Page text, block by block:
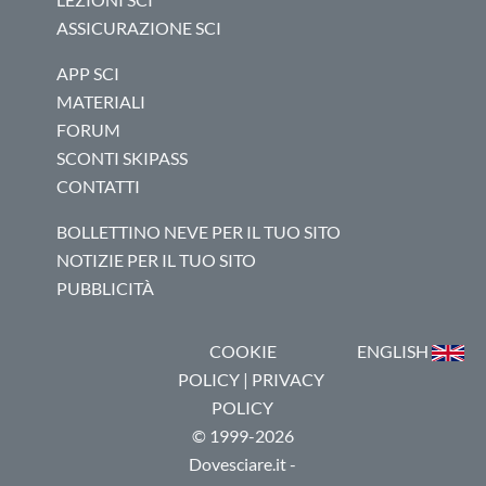
ASSICURAZIONE SCI
APP SCI
MATERIALI
FORUM
SCONTI SKIPASS
CONTATTI
BOLLETTINO NEVE PER IL TUO SITO
NOTIZIE PER IL TUO SITO
PUBBLICITÀ
COOKIE
POLICY| PRIVACY
POLICY
© 1999-2026
Dovesciare.it -
ENGLISH